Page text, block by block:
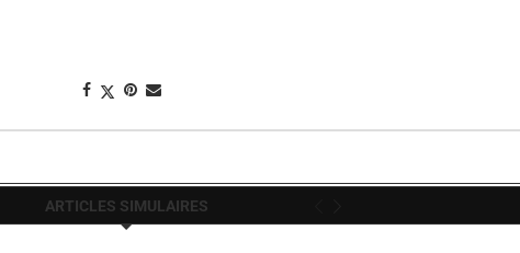
ARTICLES SIMULAIRES